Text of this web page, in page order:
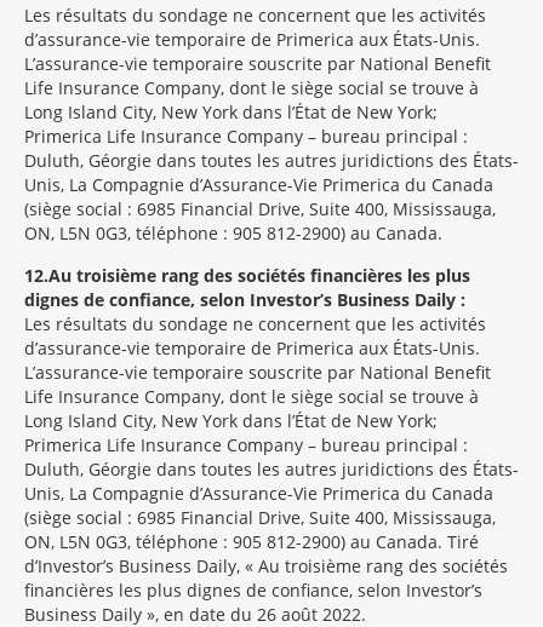
Les résultats du sondage ne concernent que les activités
d’assurance-vie temporaire de Primerica aux États-Unis.
L’assurance-vie temporaire souscrite par National Benefit
Life Insurance Company, dont le siège social se trouve à
Long Island City, New York dans l’État de New York;
Primerica Life Insurance Company – bureau principal :
Duluth, Géorgie dans toutes les autres juridictions des États-
Unis, La Compagnie d’Assurance-Vie Primerica du Canada
(siège social : 6985 Financial Drive, Suite 400, Mississauga,
ON, L5N 0G3, téléphone : 905 812-2900) au Canada.
12 Au troisième rang des sociétés financières les plus
dignes de confiance, selon Investor’s Business Daily :
Les résultats du sondage ne concernent que les activités
d’assurance-vie temporaire de Primerica aux États-Unis.
L’assurance-vie temporaire souscrite par National Benefit
Life Insurance Company, dont le siège social se trouve à
Long Island City, New York dans l’État de New York;
Primerica Life Insurance Company – bureau principal :
Duluth, Géorgie dans toutes les autres juridictions des États-
Unis, La Compagnie d’Assurance-Vie Primerica du Canada
(siège social : 6985 Financial Drive, Suite 400, Mississauga,
ON, L5N 0G3, téléphone : 905 812-2900) au Canada. Tiré
d’Investor’s Business Daily, « Au troisième rang des sociétés
financières les plus dignes de confiance, selon Investor’s
Business Daily », en date du 26 août 2022.